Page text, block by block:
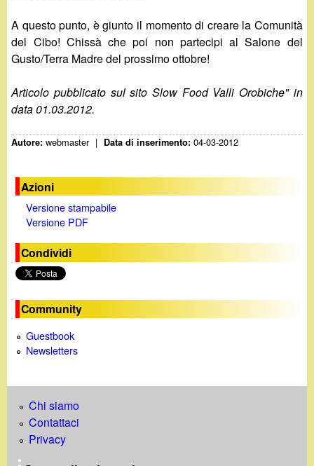
A questo punto, è giunto il momento di creare la Comunità
del Cibo! Chissà che poi non partecipi al Salone del
Gusto/Terra Madre del prossimo ottobre!
Articolo pubblicato sul sito Slow Food Valli Orobiche" in
data 01.03.2012.
Autore:webmaster | Data di inserimento:04-03-2012
Azioni
Versione stampabile
Versione PDF
Condividi
Community
Guestbook
Newsletters
Chi siamo
Contattaci
Privacy